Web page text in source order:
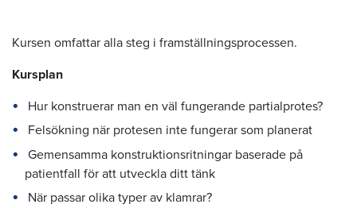
Kursen omfattar alla steg i framställningsprocessen.
Kursplan
Hur konstruerar man en väl fungerande partialprotes?
Felsökning när protesen inte fungerar som planerat
Gemensamma konstruktionsritningar baserade på
patientfall för att utveckla ditt tänk
När passar olika typer av klamrar?